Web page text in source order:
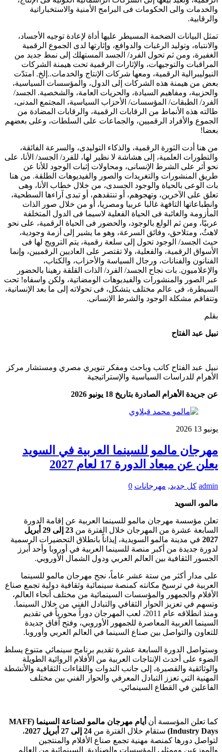
والخدمات والى الحكومات فى البرامج الأمنية والاستخباراتية
والرقابية.
تمثل البيانات الضخمة المسيطر عليها أداة لإعادة توجيه الأجساد،
والانتباه، وتوليد الرغبات والدوافع، وإثارتها لدى الجموع الرقمية
الغفيرة، ومن ثم تحول الفرد/ الجسد المستهلك إلى نمط جديد من
المراقبات والتوجيهات، والإثارات الرقمية تحت هيمنة الشركات
النيوليبرالية الرقمية، ومعها شركات الإنتاج والخدمات..إلخ. امتدّت
بعض من هيمنة هذه الشركات إلى الدول، والمؤسسات السياسية،
والحزبية، ومفاهيم السيادة، والحريات العامة، والشخصية. الجسد/
الفرد/ الطبقات/ المؤسسات/ الأحزاب السياسية، المجتمع المدنى،
طالته هذه الأنماط من الرقابات الرقمية، والرقابات المضادة من
الجموع والأفراد الرقميين، والجماعات على السلطات، وعلى بعضهم
بعضا!
من هنا أدت الثورة الرقمية، والذكاء التوليدى، والسرعة الفائقة،
والتطورات العلمية، إلى هشاشة لا نظير لها، للفرد/ الجسد/ الأنا، على
نحو أثر على الشرط الإنسانى، ومحاولات إثبات الوجود للأنا عن
طريق المنشورات والتغريدات والصور والفيديوهات الطلقة. من هنا
بات الوعى بالحياة والوجود الجسدى، من خلال خطاب الأنا، وهى
تعلق على الآخرين، وتهجوهم، أو تنتقدهم، أو تبدى آراءها السطحية،
وانطباعاتها التافهة غالبا عربيا ومصريا، أو من خلال صور الذات
المأزومة والغائبة فى الحياة الفعلية لاسيما فى الدول المتخلفة
عربيًا، ومن ثم الولع بالوجود، والحضور فى الحياة الرقمية، على نحو
لاهثُ، ومتلاحق، وفائق السرعة، وهو ما يشير إلى أزمة وجودية،
حيث الجسد/ الوجود تحول إلى سلعة رقمية، يتم الترويج لها فى
الأسواق الرقمية، والفعلية، ولا تقتصر على العاديين الرقميين، وإنما
الفنانون والفنانات، ورجال السياسة والأحزاب، والكتاب،
والإعلاميون. بات نجاح الجسد/ الفرد/ الذات القلقة رهينا بالحضور
عبر الصور والمنشورات والفيديوهات الومضاتية، ولكن واسفاه! تحت
السيطرة، فى عالم مختلف يتشكل، فى تحولاته إلى ما بعد الإنسانية،
وتتفاقم مشكلة الوجود والشرط الإنسانى.
بقلم
نبيل عبد الفتاح
نبيل عبد الفتاح كاتب وباحث ومفكر تنويري مصري ومستشار مركز
الأهرام للدراسات السياسية والإستراتيجية
عن جريدة الأهرام الصادرة بتاريخ 18 يونيو 2026
يونيو 13
2026
مهرجان مالمو للسينما العربية في السويد
يعلن عن ميعاد الدورة 17 لعام 2027
admin كل جديد, مهرجانات 0
مالمو، السويد
تعلن مؤسسة مهرجان مالمو للسينما العربية عن إقامة الدورة
السابعة عشرة من المهرجان خلال الفترة من
23 إلى 29 أبريل
2027 في مدينة مالمو السويدية، إيذاناً بانطلاق التحضيرات الرسمية
لدورة جديدة من أكبر منصة للسينما العربية في أوروبا وأحد أبرز
الجسور الثقافية بين العالم العربي ودول الشمال الأوروبي.
على مدار أكثر من ستة عشر عاماً، نجح مهرجان مالمو للسينما
العربية في ترسيخ مكانته كمنصة سينمائية وثقافية دولية تجمع صناع
الأفلام والجمهور والمؤسسات السينمائية من مختلف أنحاء العالم،
وتسهم في تعزيز الحوار الثقافي والتبادل الفني من خلال السينما.
ومنذ انطلاقه عام 2011، لعب المهرجان دوراً محورياً في تقديم
السينما العربية المعاصرة للجمهور الأوروبي، وفتح آفاق جديدة
للتعاون والتواصل بين صناع السينما في العالم العربي وأوروبا.
وستواصل الدورة السابعة عشرة تقديم برنامج سينمائي متنوع يسلط
الضوء على أحدث الإنتاجات العربية من الأفلام الروائية الطويلة
والوثائقية والقصيرة، إلى جانب الندوات واللقاءات الثقافية والأنشطة
المهنية التي تعزز التبادل المعرفي والحوار الفني بين مختلف
الفاعلين في القطاع السينمائي.
كما تعلن المؤسسة أن
أيام مهرجان مالمو لصناعة السينما (MAFF
Industry Days) ستقام خلال الفترة من 24 إلى 27 أبريل 2027
،
لتواصل دورها كمنصة مهنية تجمع صناع الأفلام والمنتجين
والموزعين وممثلي المؤسسات والصناديق السينمائية من العالم